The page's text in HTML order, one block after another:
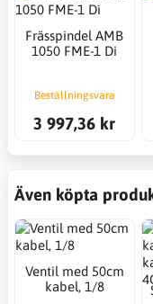
Frässpindel AMB
1050 FME-1 Di
Beställningsvara
3 997,36 kr
Även köpta
Ventil med 50cm
kabel, 1/8